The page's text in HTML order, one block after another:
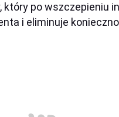
który po wszczepieniu
i eliminuje